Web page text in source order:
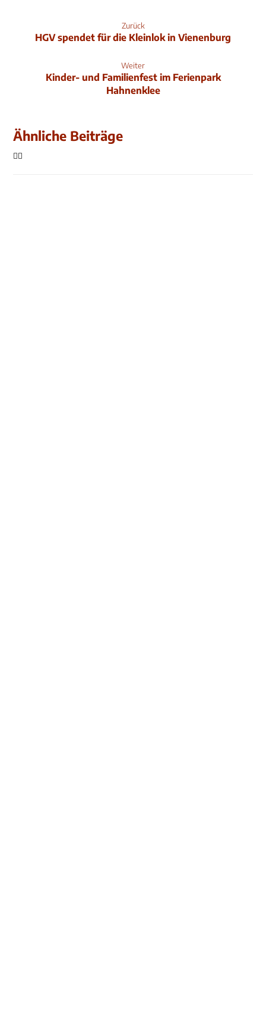
Zurück
HGV spendet für die Kleinlok in Vienenburg
Weiter
Kinder- und Familienfest im Ferienpark
Hahnenklee
Ähnliche Beiträge